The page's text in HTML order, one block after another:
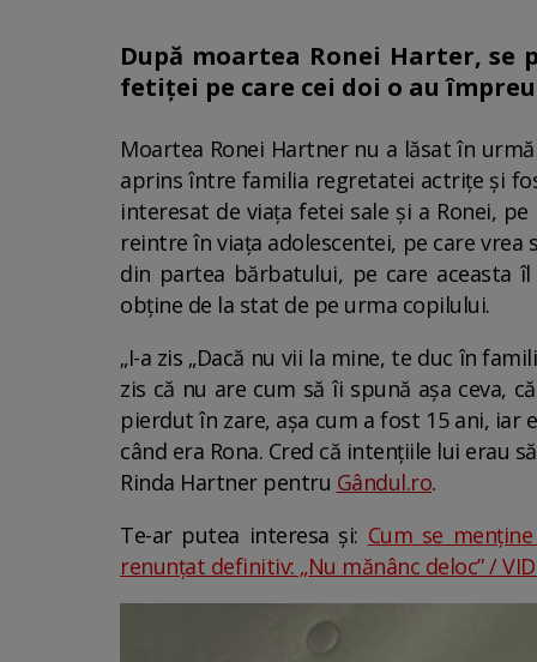
După moartea Ronei Harter,
fetiței pe care cei doi o au
Moartea Ronei Hartner nu a lăsat în
aprins între familia regretatei actrițe și
interesat de viața fetei sale și a Ronei,
reintre în viața adolescentei, pe care
din partea bărbatului, pe care aceasta
obține de la stat de pe urma copilului.
„I-a zis „Dacă nu vii la mine, te duc în
zis că nu are cum să îi spună așa ceva,
pierdut în zare, așa cum a fost 15 ani, iar
când era Rona. Cred că intențiile lui erau
Rinda Hartner pentru Gândul.ro.
Te-ar putea interesa și: Cum se
renunțat definitiv: „Nu mănânc deloc” /